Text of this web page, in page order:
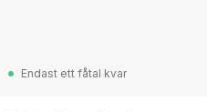
Endast ett fåtal kvar